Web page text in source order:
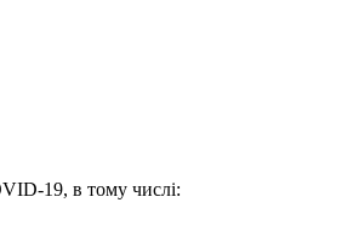
19, в тому числі: